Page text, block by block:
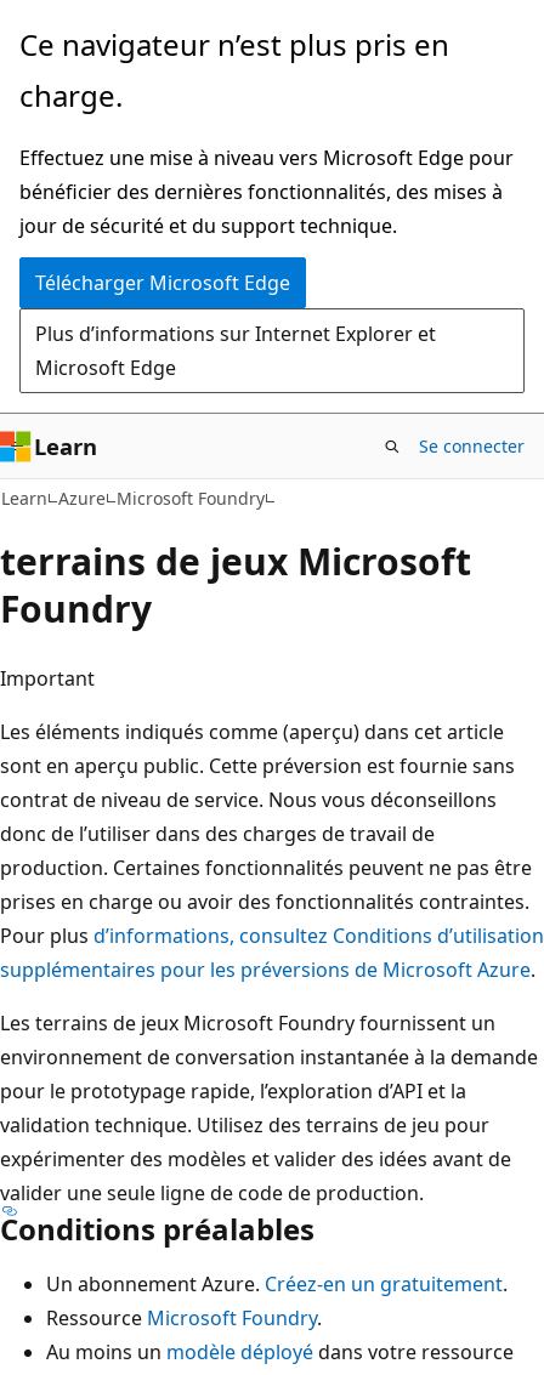
Passer
contenu
Ce navigateur n’est plus pris en
charge.
Effectuez une mise à niveau vers Microsoft Edge pour
bénéficier des dernières fonctionnalités, des mises à
jour de sécurité et du support technique.
Télécharger Microsoft Edge
Plus d’informations sur Internet Explorer et
Microsoft Edge
Learn Se connecter
Learn Azure Microsoft Foundry
terrains de jeux Microsoft
Foundry
Important
Les éléments indiqués comme (aperçu) dans cet article
sont en aperçu public. Cette préversion est fournie sans
contrat de niveau de service. Nous vous déconseillons
donc de l’utiliser dans des charges de travail de
production. Certaines fonctionnalités peuvent ne pas être
prises en charge ou avoir des fonctionnalités contraintes.
Pour plus d’informations, consultez Conditions d’utilisation
supplémentaires pour les préversions de Microsoft Azure.
Les terrains de jeux Microsoft Foundry fournissent un
environnement de conversation instantanée à la demande
pour le prototypage rapide, l’exploration d’API et la
validation technique. Utilisez des terrains de jeu pour
expérimenter des modèles et valider des idées avant de
valider une seule ligne de code de production.
Conditions préalables
Un abonnement Azure. Créez-en un gratuitement.
Ressource Microsoft Foundry.
Au moins un modèle déployédans votre ressource